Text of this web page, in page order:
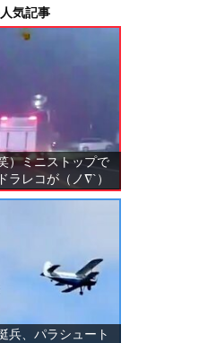
気記事
）ミニストップで
ラレコが（ノ∇`）
兵、パラシュート